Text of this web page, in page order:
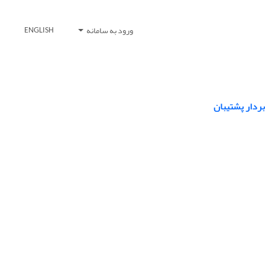
ورود به سامانه ENGLISH
پشتیبان